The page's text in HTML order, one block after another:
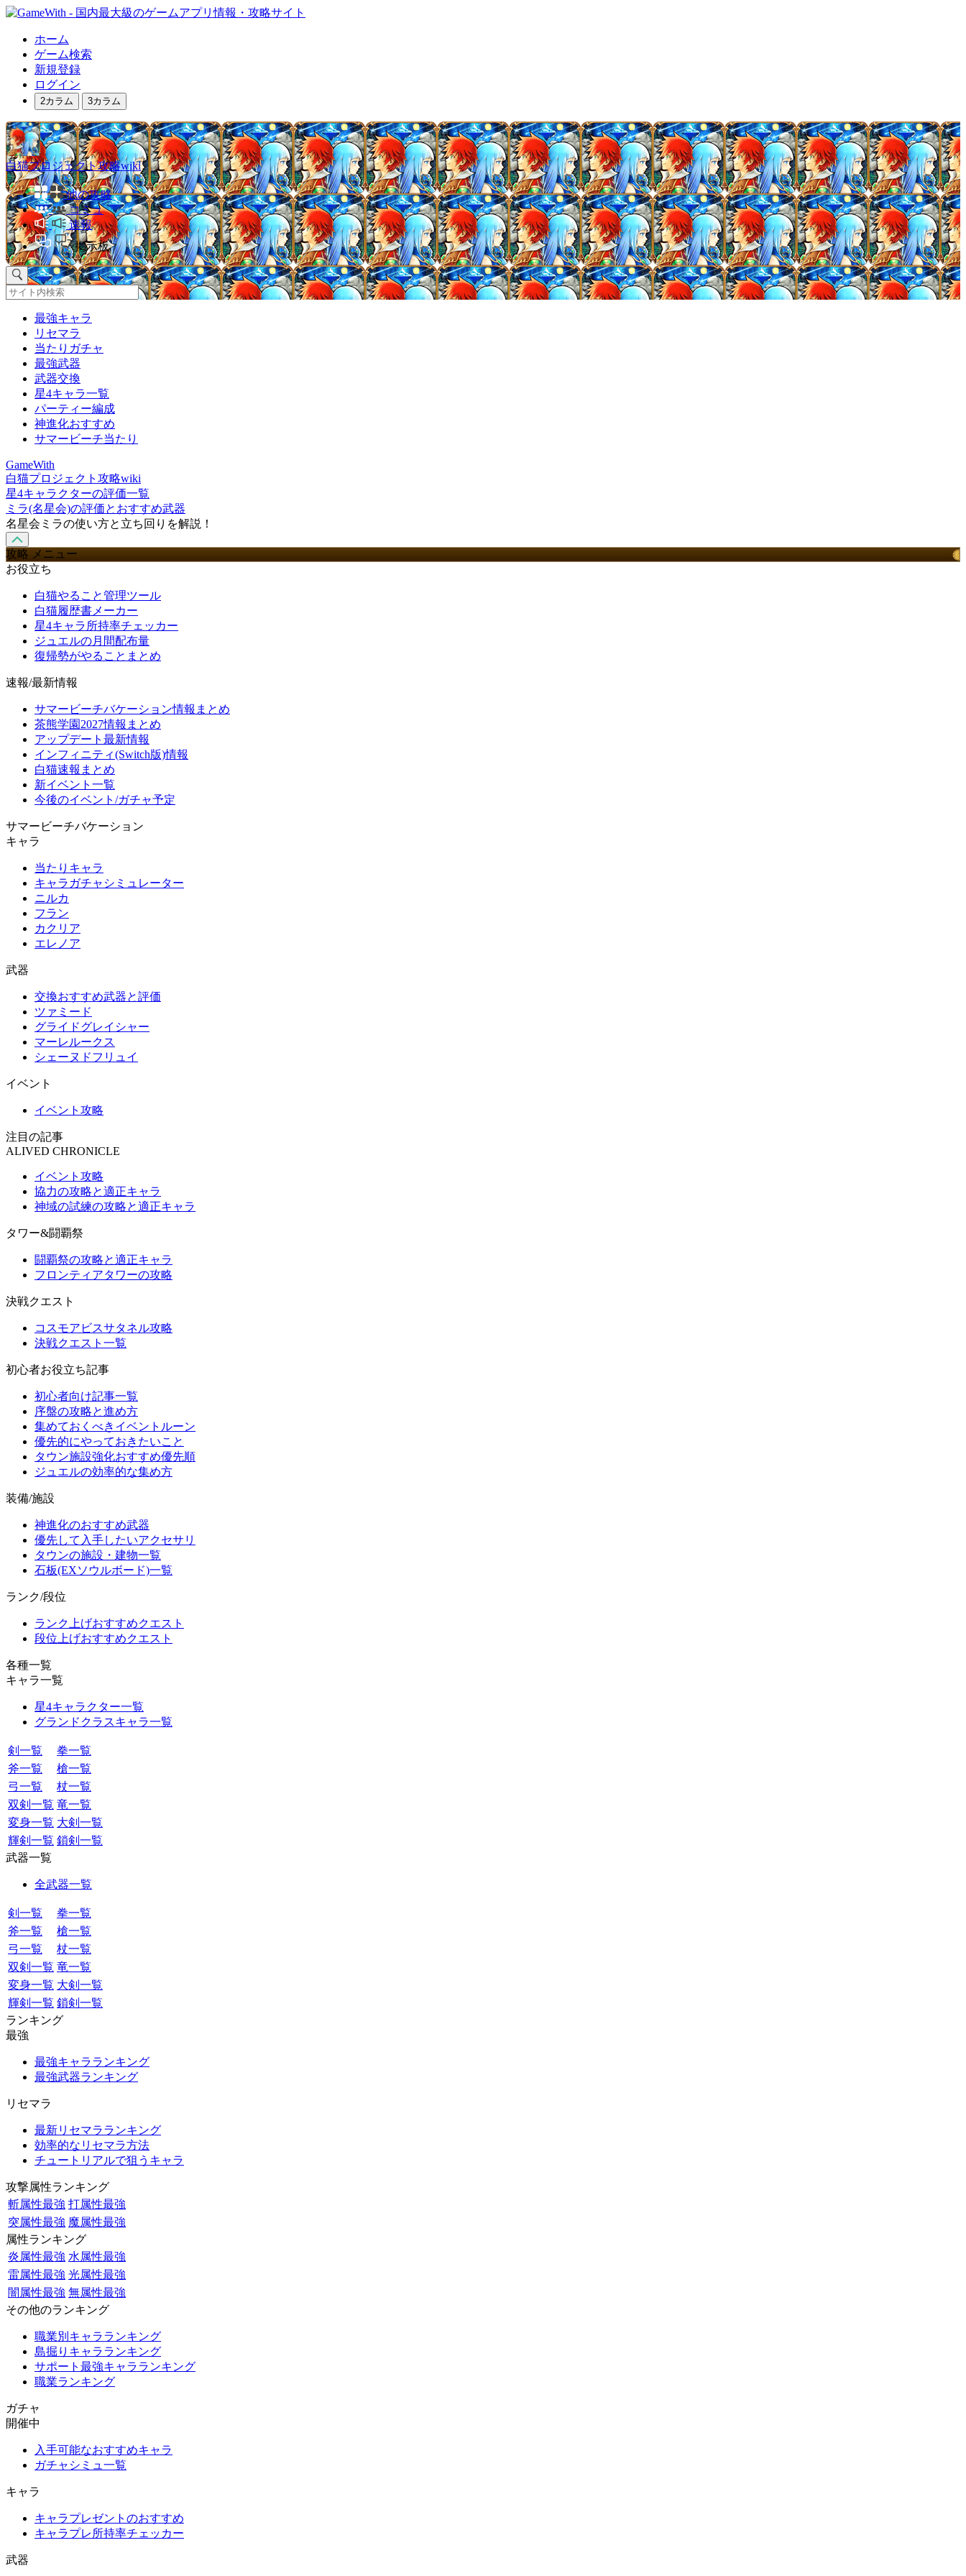
ホーム
ゲーム検索
新規登録
ログイン
2カラム 3カラム
白猫プロジェクト攻略wiki
他の攻略
コミュ
速報
掲示板
最強キャラ
リセマラ
当たりガチャ
最強武器
武器交換
星4キャラ一覧
パーティー編成
神進化おすすめ
サマービーチ当たり
GameWith
白猫プロジェクト攻略wiki
星4キャラクターの評価一覧
ミラ(名星会)の評価とおすすめ武器
名星会ミラの使い方と立ち回りを解説！
攻略 メニュー
お役立ち
白猫やること管理ツール
白猫履歴書メーカー
星4キャラ所持率チェッカー
ジュエルの月間配布量
復帰勢がやることまとめ
速報/最新情報
サマービーチバケーション情報まとめ
茶熊学園2027情報まとめ
アップデート最新情報
インフィニティ(Switch版)情報
白猫速報まとめ
新イベント一覧
今後のイベント/ガチャ予定
サマービーチバケーション
キャラ
当たりキャラ
キャラガチャシミュレーター
ニルカ
フラン
カクリア
エレノア
武器
交換おすすめ武器と評価
ツァミード
グライドグレイシャー
マーレルークス
シェーヌドフリュイ
イベント
イベント攻略
注目の記事
ALIVED CHRONICLE
イベント攻略
協力の攻略と適正キャラ
神域の試練の攻略と適正キャラ
タワー&闘覇祭
闘覇祭の攻略と適正キャラ
フロンティアタワーの攻略
決戦クエスト
コスモアビスサタネル攻略
決戦クエスト一覧
初心者お役立ち記事
初心者向け記事一覧
序盤の攻略と進め方
集めておくべきイベントルーン
優先的にやっておきたいこと
タウン施設強化おすすめ優先順
ジュエルの効率的な集め方
装備/施設
神進化のおすすめ武器
優先して入手したいアクセサリ
タウンの施設・建物一覧
石板(EXソウルボード)一覧
ランク/段位
ランク上げおすすめクエスト
段位上げおすすめクエスト
各種一覧
キャラ一覧
星4キャラクター一覧
グランドクラスキャラ一覧
剣一覧
拳一覧
斧一覧
槍一覧
弓一覧
杖一覧
双剣一覧 竜一覧
変身一覧 大剣一覧
輝剣一覧 鎖剣一覧
武器一覧
全武器一覧
剣一覧
拳一覧
斧一覧
槍一覧
弓一覧
杖一覧
双剣一覧 竜一覧
変身一覧 大剣一覧
輝剣一覧 鎖剣一覧
ランキング
最強
最強キャラランキング
最強武器ランキング
リセマラ
最新リセマラランキング
効率的なリセマラ方法
チュートリアルで狙うキャラ
攻撃属性ランキング
斬属性最強 打属性最強
突属性最強 魔属性最強
属性ランキング
炎属性最強 水属性最強
雷属性最強 光属性最強
闇属性最強 無属性最強
その他のランキング
職業別キャラランキング
島掘りキャラランキング
サポート最強キャラランキング
職業ランキング
ガチャ
開催中
入手可能なおすすめキャラ
ガチャシミュ一覧
キャラ
キャラプレゼントのおすすめ
キャラプレ所持率チェッカー
武器